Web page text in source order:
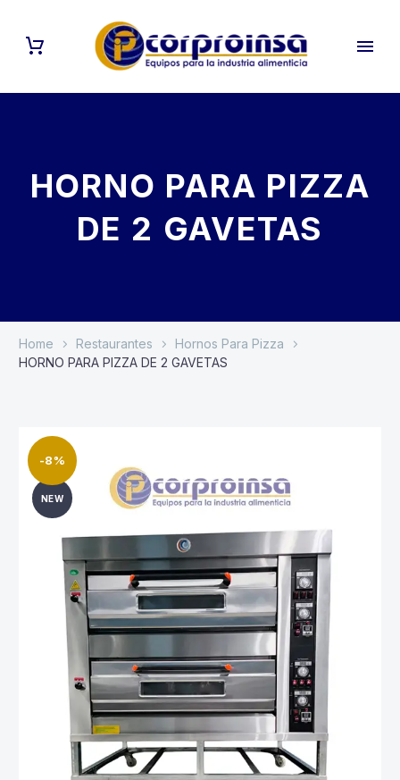
HORNO PARA PIZZA
DE 2 GAVETAS
Home Restaurantes
Hornos Para Pizza
HORNO PARA PIZZA DE 2 GAVETAS
-8%
NEW